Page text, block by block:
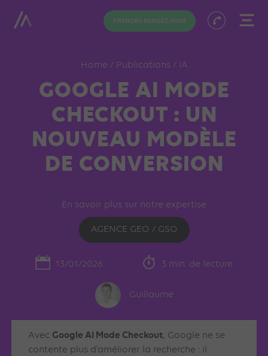
PRENDRE RENDEZ-VOUS
Home / Publications / IA
GOOGLE AI MODE
CHECKOUT : UN
NOUVEAU MODÈLE
DE CONVERSION
En savoir plus sur notre expertise
AGENCE GEO / GSO
13/01/2026 3 min. de lecture
Guillaume
Avec Google AI Mode Checkout, Google ne se
contente plus d’améliorer la recherche : il